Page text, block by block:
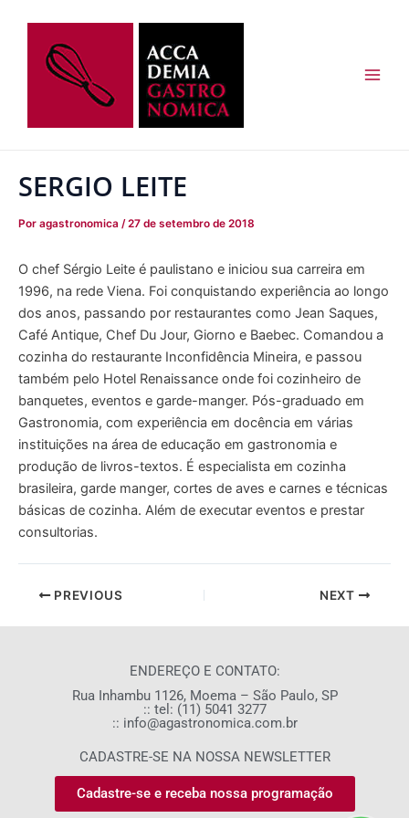
conteúdo
SERGIO LEITE
Por agastronomica /27 de setembro de 2018
O chef Sérgio Leite é paulistano e iniciou sua carreira em
1996, na rede Viena. Foi conquistando experiência ao longo
dos anos, passando por restaurantes como Jean Saques,
Café Antique, Chef Du Jour, Giorno e Baebec. Comandou a
cozinha do restaurante Inconfidência Mineira, e passou
também pelo Hotel Renaissance onde foi cozinheiro de
banquetes, eventos e garde-manger. Pós-graduado em
Gastronomia, com experiência em docência em várias
instituições na área de educação em gastronomia e
produção de livros-textos. É especialista em cozinha
brasileira, garde manger, cortes de aves e carnes e técnicas
básicas de cozinha. Além de executar eventos e prestar
consultorias.
PREVIOUS NEXT
ENDEREÇO E CONTATO:
Rua Inhambu 1126, Moema – São Paulo, SP
:: tel: (11) 5041 3277
:: info@agastronomica.com.br
CADASTRE-SE NA NOSSA NEWSLETTER
Cadastre-se e receba nossa programação